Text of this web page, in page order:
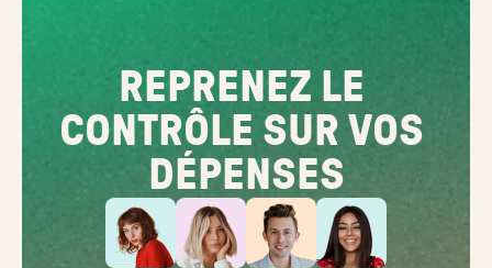
REPRENEZ LE
CONTRÔLE SUR VOS
DÉPENSES